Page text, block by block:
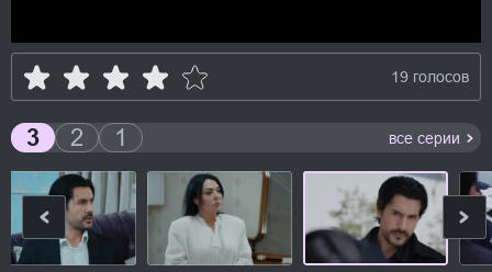
19 голосов
3 2 1 все серии